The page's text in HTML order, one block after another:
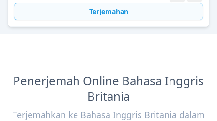
Terjemahan
Penerjemah Online Bahasa Inggris
Britania
Terjemahkan ke Bahasa Inggris Britania dalam